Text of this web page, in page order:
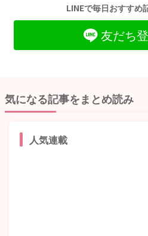
LINEで毎日おすすめ
友だち
気になる記事をまとめ読み
人気連載